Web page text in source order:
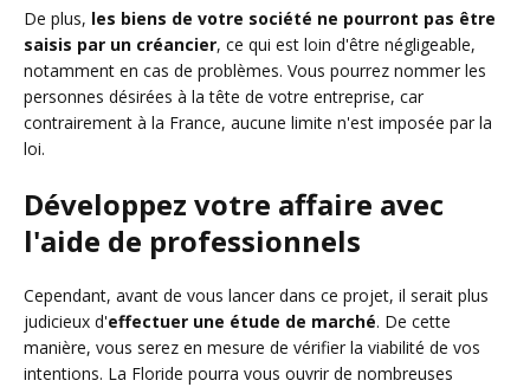
De plus, les biens de votre société ne pourront pas être
saisis par un créancier, ce qui est loin d'être négligeable,
notamment en cas de problèmes. Vous pourrez nommer les
personnes désirées à la tête de votre entreprise, car
contrairement à la France, aucune limite n'est imposée par la
loi.
Développez votre affaire avec
l'aide de professionnels
Cependant, avant de vous lancer dans ce projet, il serait plus
judicieux d'effectuer une étude de marché. De cette
manière, vous serez en mesure de vérifier la viabilité de vos
intentions. La Floride pourra vous ouvrir de nombreuses